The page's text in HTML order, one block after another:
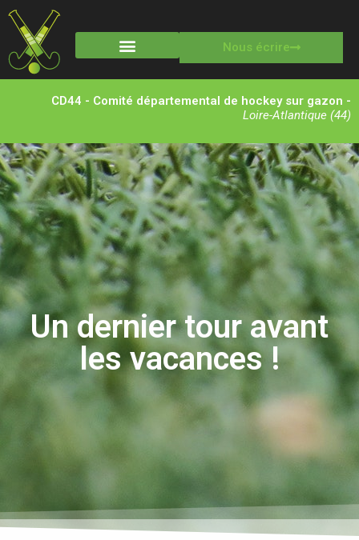
Nous écrire
CD44 - Comité départemental de hockey sur gazon -
Loire-Atlantique (44)
Un dernier tour avant
les vacances !